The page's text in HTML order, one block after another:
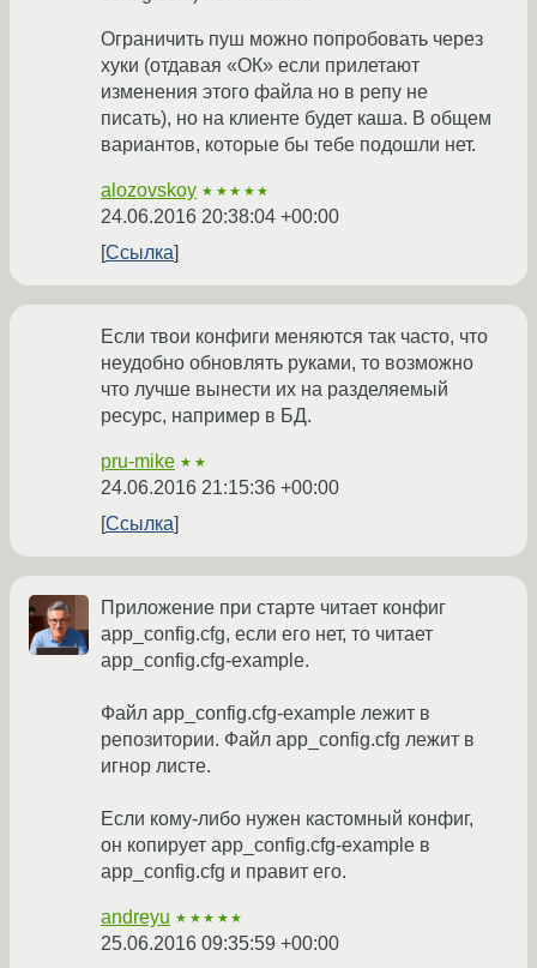
Ограничить пуш можно попробовать через
хуки (отдавая «ОК» если прилетают
изменения этого файла но в репу не
писать), но на клиенте будет каша. В общем
вариантов, которые бы тебе подошли нет.
alozovskoy ★★★★★
24.06.2016 20:38:04 +00:00
Ссылка
Если твои конфиги меняются так часто, что
неудобно обновлять руками, то возможно
что лучше вынести их на разделяемый
ресурс, например в БД.
pru-mike ★★
24.06.2016 21:15:36 +00:00
Ссылка
Приложение при старте читает конфиг
app_config.cfg, если его нет, то читает
app_config.cfg-example.
Файл app_config.cfg-example лежит в
репозитории. Файл app_config.cfg лежит в
игнор листе.
Если кому-либо нужен кастомный конфиг,
он копирует app_config.cfg-example в
app_config.cfg и правит его.
andreyu ★★★★★
25.06.2016 09:35:59 +00:00